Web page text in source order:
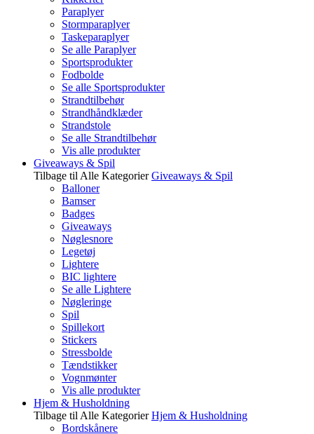
Paraplyer
Stormparaplyer
Taskeparaplyer
Se alle Paraplyer
Sportsprodukter
Fodbolde
Se alle Sportsprodukter
Strandtilbehør
Strandhåndklæder
Strandstole
Se alle Strandtilbehør
Vis alle produkter
Giveaways & Spil
Tilbage til Alle Kategorier Giveaways & Spil
Balloner
Bamser
Badges
Giveaways
Nøglesnore
Legetøj
Lightere
BIC lightere
Se alle Lightere
Nøgleringe
Spil
Spillekort
Stickers
Stressbolde
Tændstikker
Vognmønter
Vis alle produkter
Hjem & Husholdning
Tilbage til Alle Kategorier Hjem & Husholdning
Bordskånere